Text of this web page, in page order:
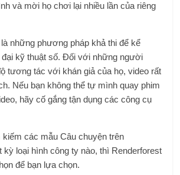
và mời họ chơi lại nhiều lần của riêng
những phương pháp khả thi để kể
đại kỹ thuật số. Đối với những người
tương tác với khán giả của họ, video rất
Nếu bạn không thể tự mình quay phim
hãy cố gắng tận dụng các công cụ
kiếm các mẫu Câu chuyện trên
kỳ loại hình công ty nào, thì Renderforest
để bạn lựa chọn.